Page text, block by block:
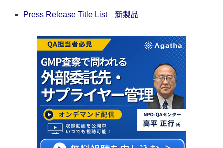
Press Release Title List：新製品